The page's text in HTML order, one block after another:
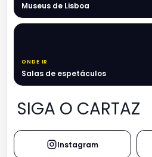
Museus de Lisboa
ONDE IR
Salas de espetáculos
SIGA O CARTAZ
Instagram